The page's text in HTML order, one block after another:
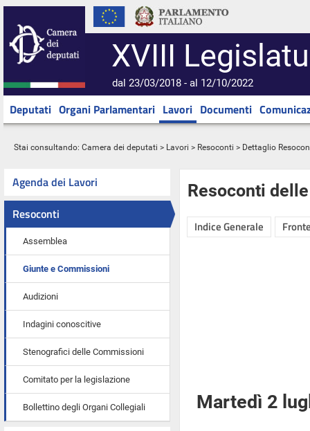
XVIII
dal 23/03/2018 - al 12/10/2022
Deputati Organi Parlamentari Lavori Documenti
Stai consultando: Camera dei deputati > Lavori > Resoconti > Dettaglio
Agenda dei Lavori
Resoconti
Assemblea
Giunte e Commissioni
Audizioni
Indagini conoscitive
Stenografici delle Commissioni
Comitato per la legislazione
Bollettino degli Organi Collegiali
Resoconti
Indice Generale
Martedì 2